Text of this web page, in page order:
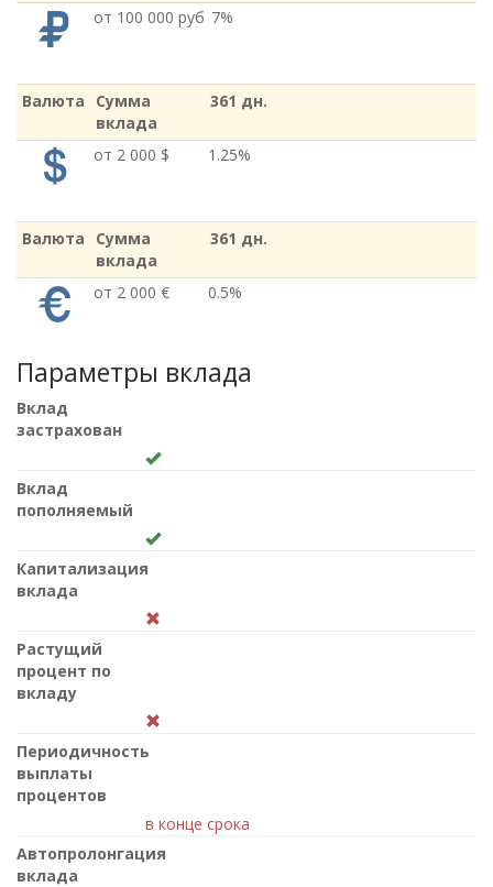
от 100 000 руб 7%
Валюта
Сумма
вклада
361 дн.
от 2 000 $ 1.25%
Валюта
Сумма
вклада
361 дн.
от 2 000 € 0.5%
Параметры вклада
Вклад
застрахован
Вклад
пополняемый
Капитализация
вклада
Растущий
процент по
вкладу
Периодичность
выплаты
процентов
в конце срока
Автопролонгация
вклада